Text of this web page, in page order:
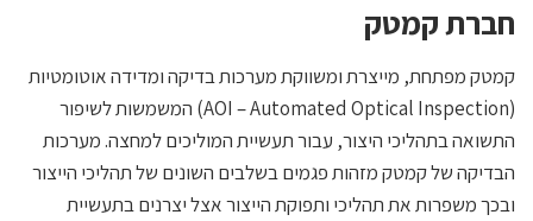
קמטק
מפתחת, מייצרת ומשווקת מערכות בדיקה ומדידה אוטומטיות
(AOI – Automated Optical Inspection) המשמשות לשיפור
בתהליכי היצור, עבור תעשיית המוליכים למחצה. מערכות
של קמטק מזהות פגמים בשלבים השונים של תהליכי הייצור
משפרות את תהליכי ותפוקת הייצור אצל יצרנים בתעשיית